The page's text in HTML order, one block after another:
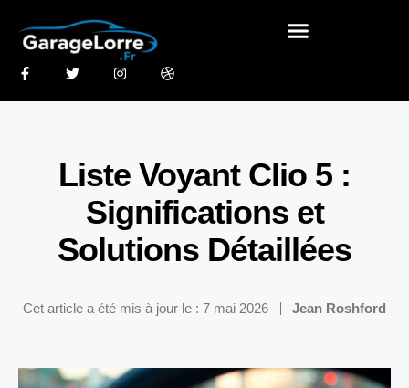
Liste Voyant Clio 5 :
Significations et
Solutions Détaillées
Cet article a été mis à jour le : 7 mai 2026 Jean Roshford